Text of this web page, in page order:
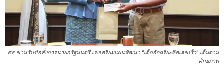
ศธ.ขานรับข้อสั่งการนายกรัฐมนตรี เร่งเตรียมแผนพัฒนา “เด็กอัจฉริยะคิดเลขเร็ว” เต็มตาม
ศักยภาพ